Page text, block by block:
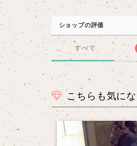
ショップの評価
すべて
こちらも気に